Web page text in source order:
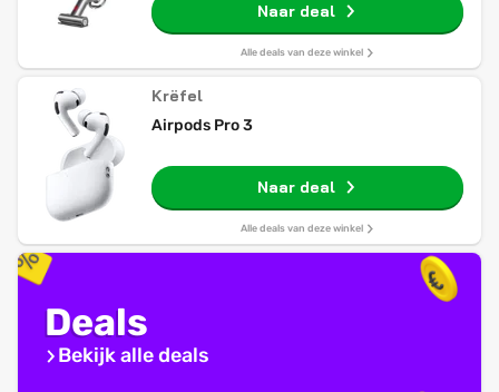
Naar deal
Alle deals van deze winkel
Krëfel
Airpods Pro 3
Naar deal
Alle deals van deze winkel
Deals
Bekijk alle deals